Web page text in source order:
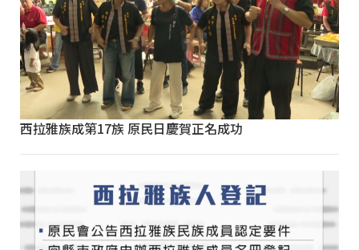
西拉雅族成第17族 原民日慶賀正名成功